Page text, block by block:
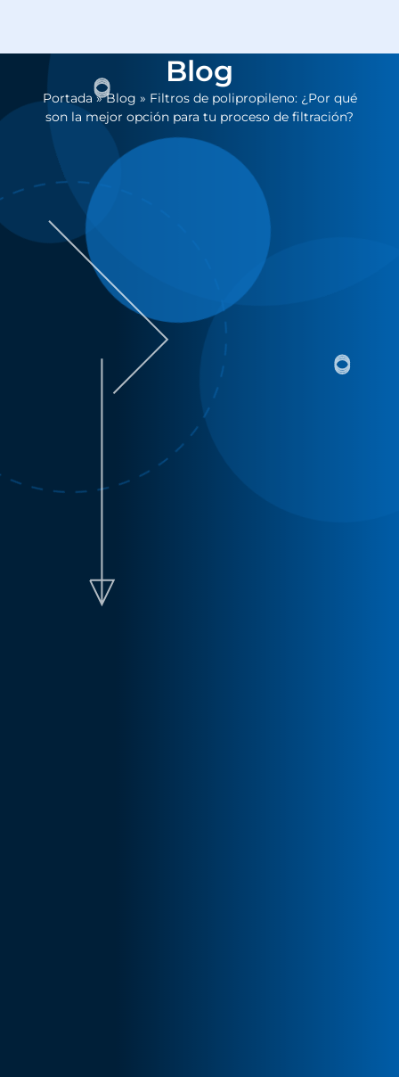
Blog
Portada»Blog » Filtros de polipropileno: ¿Por qué
son la mejor opción para tu proceso de filtración?